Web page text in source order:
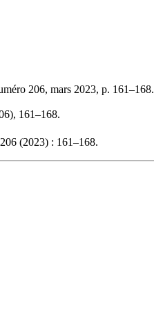
206, mars 2023, p. 161–168.
161–168.
206 (2023) : 161–168.